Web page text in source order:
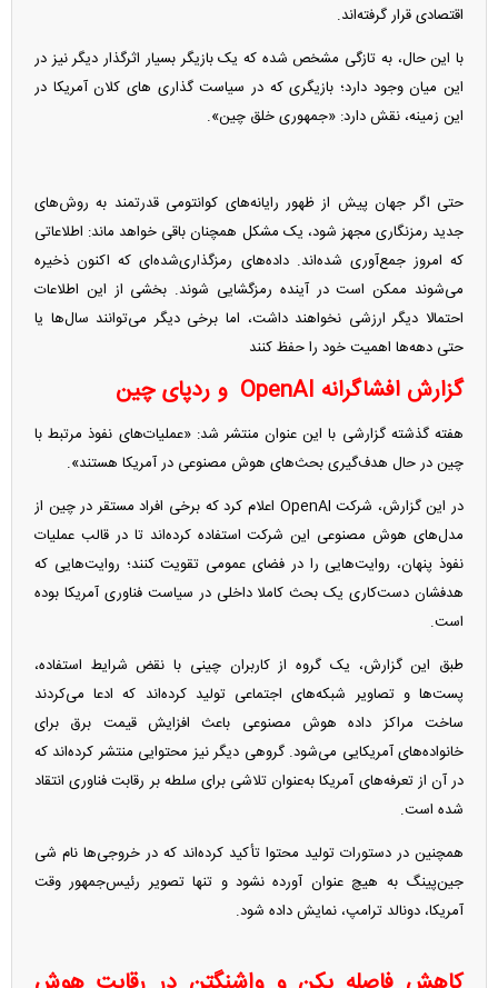
اقتصادی قرار گرفته‌اند.
با این حال، به تازگی مشخص شده که یک بازیگر بسیار اثرگذار دیگر نیز در
این میان وجود دارد؛ بازیگری که در سیاست گذاری های کلان آمریکا در
این زمینه، نقش دارد: «جمهوری خلق چین».
حتی اگر جهان پیش از ظهور رایانه‌های کوانتومی قدرتمند به روش‌های
جدید رمزنگاری مجهز شود، یک مشکل همچنان باقی خواهد ماند: اطلاعاتی
که امروز جمع‌آوری شده‌اند. داده‌های رمزگذاری‌شده‌ای که اکنون ذخیره
می‌شوند ممکن است در آینده رمزگشایی شوند. بخشی از این اطلاعات
احتمالا دیگر ارزشی نخواهند داشت، اما برخی دیگر می‌توانند سال‌ها یا
حتی دهه‌ها اهمیت خود را حفظ کنند
گزارش افشاگرانه OpenAI و ردپای چین
هفته گذشته گزارشی با این عنوان منتشر شد: «عملیات‌های نفوذ مرتبط با
چین در حال هدف‌گیری بحث‌های هوش مصنوعی در آمریکا هستند».
در این گزارش، شرکت OpenAI اعلام کرد که برخی افراد مستقر در چین از
مدل‌های هوش مصنوعی این شرکت استفاده کرده‌اند تا در قالب عملیات
نفوذ پنهان، روایت‌هایی را در فضای عمومی تقویت کنند؛ روایت‌هایی که
هدفشان دست‌کاری یک بحث کاملا داخلی در سیاست فناوری آمریکا بوده
است.
طبق این گزارش، یک گروه از کاربران چینی با نقض شرایط استفاده،
پست‌ها و تصاویر شبکه‌های اجتماعی تولید کرده‌اند که ادعا می‌کردند
ساخت مراکز داده هوش مصنوعی باعث افزایش قیمت برق برای
خانواده‌های آمریکایی می‌شود. گروهی دیگر نیز محتوایی منتشر کرده‌اند که
در آن از تعرفه‌های آمریکا به‌عنوان تلاشی برای سلطه بر رقابت فناوری انتقاد
شده است.
همچنین در دستورات تولید محتوا تأکید کرده‌اند که در خروجی‌ها نام شی
جین‌پینگ به هیچ عنوان آورده نشود و تنها تصویر رئیس‌جمهور وقت
آمریکا، دونالد ترامپ، نمایش داده شود.